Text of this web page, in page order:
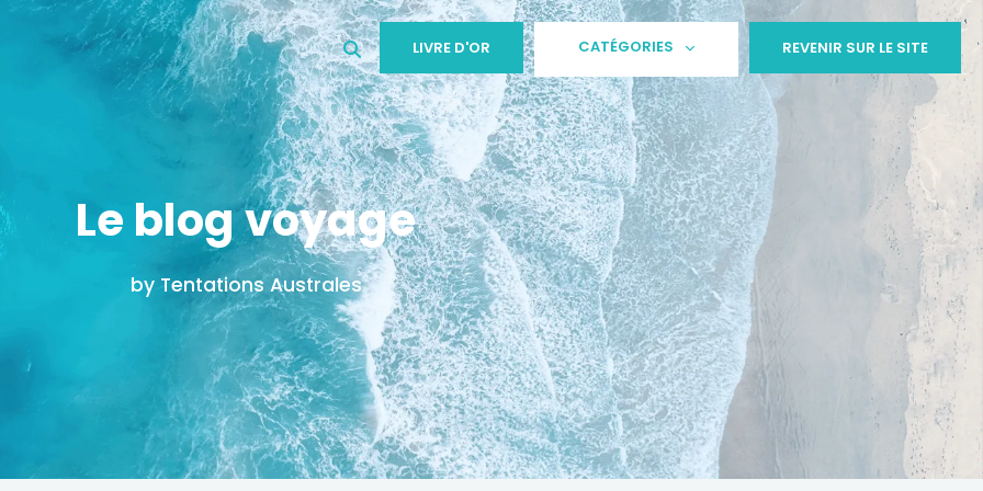
LIVRE D'OR CATÉGORIES REVENIR SUR LE SITE
Le blog voyage
by Tentations Australes